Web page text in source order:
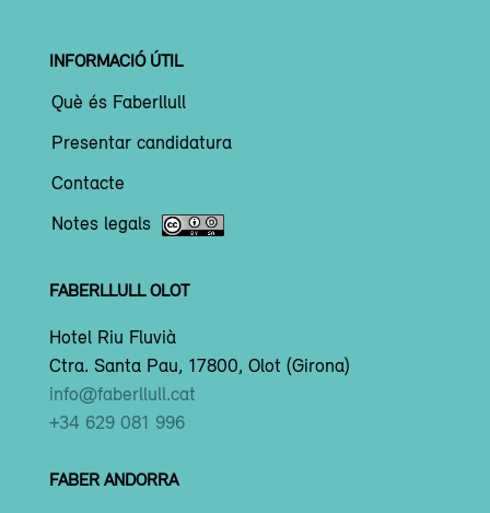
INFORMACIÓ ÚTIL
Què és Faberllull
Presentar candidatura
Contacte
Notes legals
FABERLLULL OLOT
Hotel Riu Fluvià
Ctra. Santa Pau, 17800, Olot (Girona)
info@faberllull.cat
+34 629 081 996
FABER ANDORRA